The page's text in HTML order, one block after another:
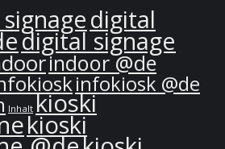
digital
digital signage
indoor @de
infokiosk @de
Inhalt kioski
kioski